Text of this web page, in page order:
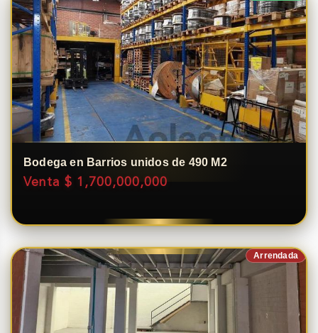
Bodega en Barrios unidos de 490 M2
Venta $ 1,700,000,000
Arrendada